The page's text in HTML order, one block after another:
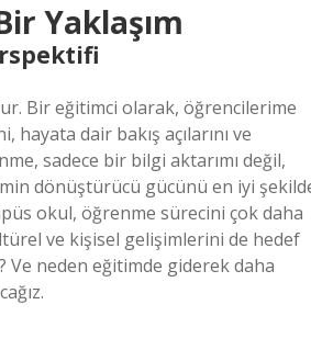
Yaklaşım
Bir eğitimci olarak, öğrencilerime
dair bakış açılarını ve
sadece bir bilgi aktarımı değil,
dönüştürücü gücünü en iyi
okul, öğrenme sürecini çok daha
ve kişisel gelişimlerini de hedef
Ve neden eğitimde giderek daha